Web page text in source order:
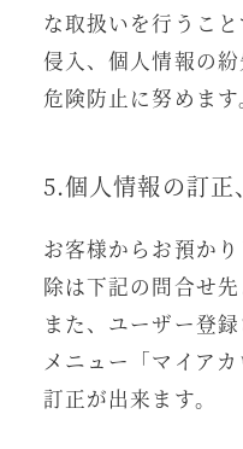
な取扱いを行うこ
侵入、個人情報の
危険防止に努めます
5.個人情報の訂正
お客様からお預か
除は下記の問合せ先
また、ユーザー登
メニュー「マイア
訂正が出来ます。